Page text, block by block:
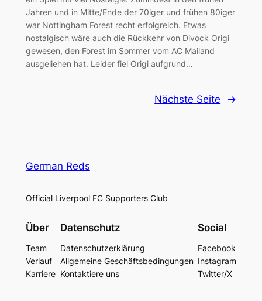
Jahren und in Mitte/Ende der 70iger und frühen 80iger
war Nottingham Forest recht erfolgreich. Etwas
nostalgisch wäre auch die Rückkehr von Divock Origi
gewesen, den Forest im Sommer vom AC Mailand
ausgeliehen hat. Leider fiel Origi aufgrund…
Nächste Seite →
German Reds
Official Liverpool FC Supporters Club
Über
Team
Verlauf
Karriere
Datenschutz
Datenschutzerklärung
Allgemeine Geschäftsbedingungen
Kontaktiere uns
Social
Facebook
Instagram
Twitter/X